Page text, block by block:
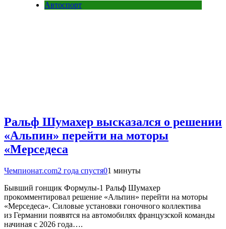
Автоспорт
Ральф Шумахер высказался о решении
«Альпин» перейти на моторы
«Мерседеса
Чемпионат.com2 года спустя01 минуты
Бывший гонщик Формулы-1 Ральф Шумахер
прокомментировал решение «Альпин» перейти на моторы
«Мерседеса». Силовые установки гоночного коллектива
из Германии появятся на автомобилях французской команды
начиная с 2026 года….